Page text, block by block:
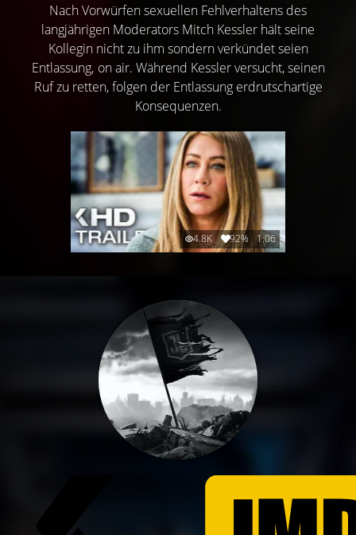
Nach Vorwürfen sexuellen Fehlverhaltens des
langjährigen Moderators Mitch Kessler hält seine
Kollegin nicht zu ihm sondern verkündet seien
Entlassung‚ on air. Während Kessler versucht, seinen
Ruf zu retten, folgen der Entlassung erdrutschartige
Konsequenzen.
4.8K 92% 1:06